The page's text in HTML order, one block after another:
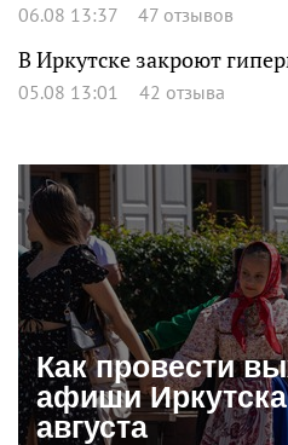
06.08 13:37 47 отзывов
В Иркутске закроют
05.08 13:01 42 отзыва
Как провести
афиши
августа